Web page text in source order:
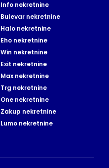
Info nekretnine
Bulevar nekretnine
Halo nekretnine
Eho nekretnine
Win nekretnine
Exit nekretnine
Max nekretnine
Trg nekretnine
One nekretnine
Zakup nekretnine
Lumo nekretnine